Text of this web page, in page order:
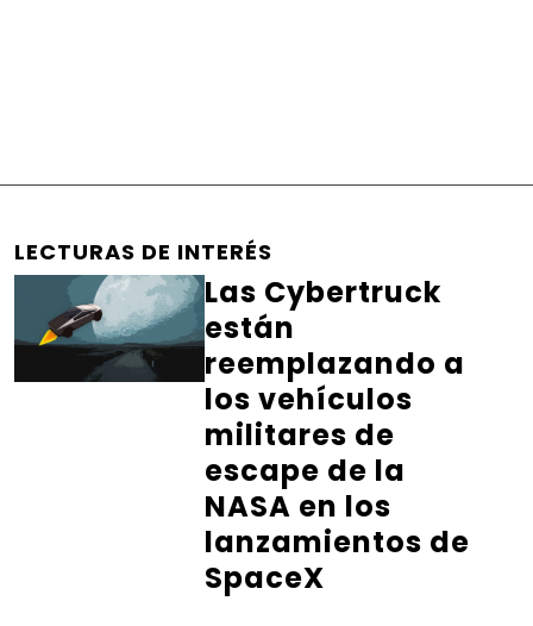
LECTURAS DE INTERÉS
Las Cybertruck
están
reemplazando a
los vehículos
militares de
escape de la
NASA en los
lanzamientos de
SpaceX